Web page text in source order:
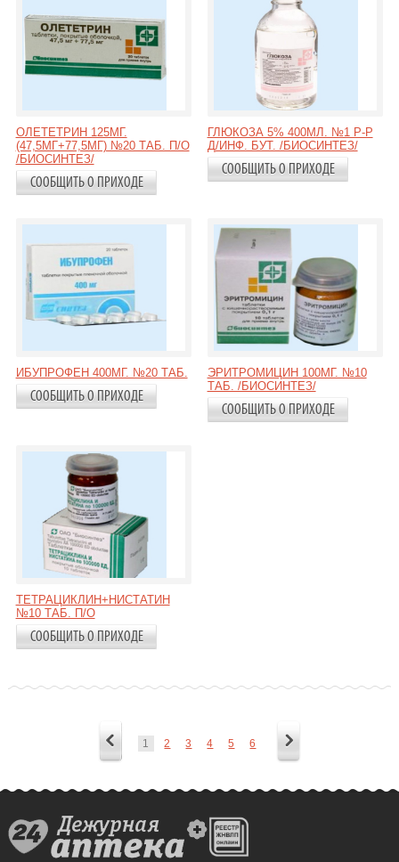
ОЛЕТЕТРИН 125МГ.
(47,5МГ+77,5МГ) №20 ТАБ. П/О
/БИОСИНТЕЗ/
СООБЩИТЬ О ПРИХОДЕ
ГЛЮКОЗА 5% 400МЛ. №1 Р-Р
Д/ИНФ. БУТ. /БИОСИНТЕЗ/
СООБЩИТЬ О ПРИХОДЕ
ИБУПРОФЕН 400МГ. №20 ТАБ.
СООБЩИТЬ О ПРИХОДЕ
ЭРИТРОМИЦИН 100МГ. №10
ТАБ. /БИОСИНТЕЗ/
СООБЩИТЬ О ПРИХОДЕ
ТЕТРАЦИКЛИН+НИСТАТИН
№10 ТАБ. П/О
СООБЩИТЬ О ПРИХОДЕ
1 2 3 4 5 6